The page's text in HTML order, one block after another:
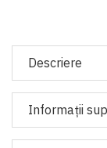
Descriere
Informaţii